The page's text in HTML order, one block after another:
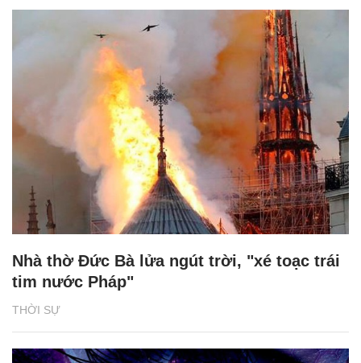
THỜI SỰ
Nhà thờ Đức Bà lửa ngút trời, "xé toạc trái
tim nước Pháp"